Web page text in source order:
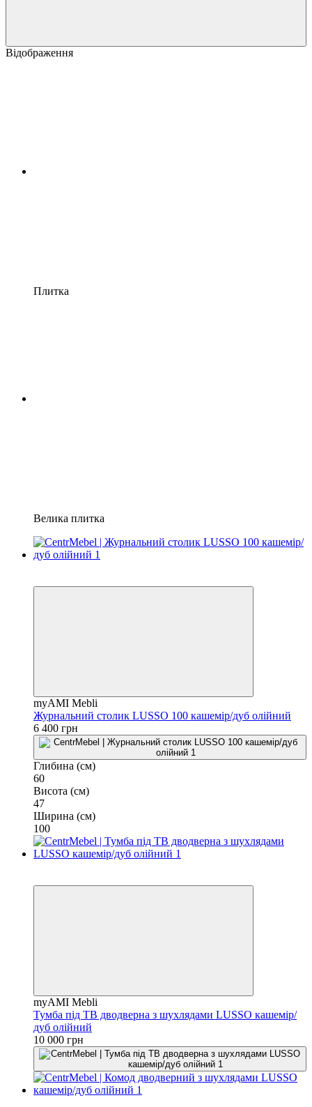
Відображення
Плитка
Велика плитка
myAMI Mebli
Журнальний столик LUSSO 100 кашемір/дуб олійний
6 400 грн
Глибина (см)
60
Висота (см)
47
Ширина (см)
100
myAMI Mebli
Тумба під ТВ дводверна з шухлядами LUSSO кашемір/
дуб олійний
10 000 грн